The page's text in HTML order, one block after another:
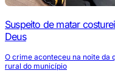
Suspeito de matar
Deus
O crime aconteceu na noite da
rural do município